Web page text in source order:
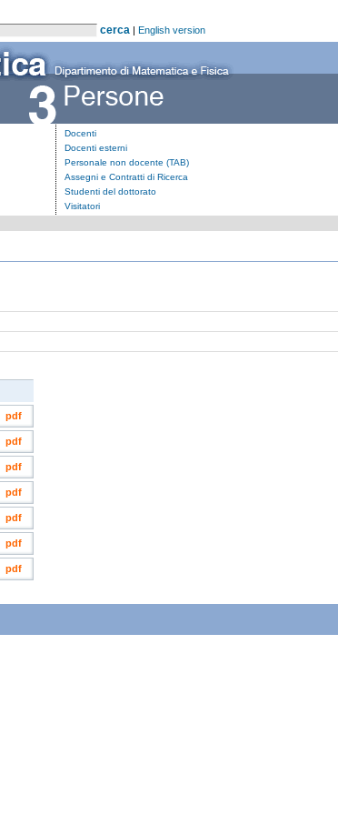
| English version
Docenti
Docenti esterni
Personale non docente (TAB)
Assegni e Contratti di Ricerca
Studenti del dottorato
Visitatori
pdf
pdf
pdf
pdf
pdf
pdf
pdf